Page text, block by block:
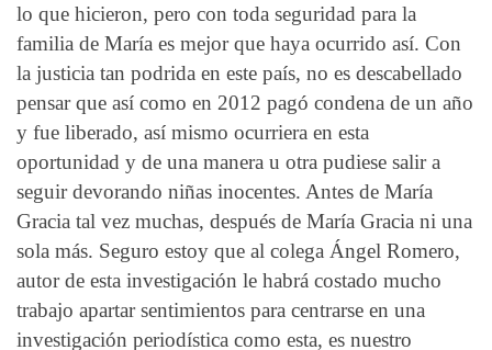
lo que hicieron, pero con toda seguridad para la
familia de María es mejor que haya ocurrido así. Con
la justicia tan podrida en este país, no es descabellado
pensar que así como en 2012 pagó condena de un año
y fue liberado, así mismo ocurriera en esta
oportunidad y de una manera u otra pudiese salir a
seguir devorando niñas inocentes. Antes de María
Gracia tal vez muchas, después de María Gracia ni una
sola más. Seguro estoy que al colega Ángel Romero,
autor de esta investigación le habrá costado mucho
trabajo apartar sentimientos para centrarse en una
investigación periodística como esta, es nuestro